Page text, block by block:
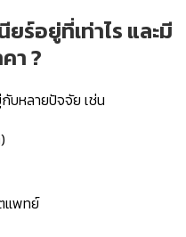
ยร์อยู่ที่เท่าไร และมี
า ?
บหลายปัจจัย เช่น
แพทย์